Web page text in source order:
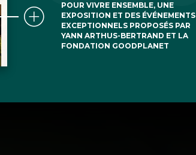
POUR VIVRE ENSEMBLE, UNE
EXPOSITION ET DES ÉVÉNEMENTS
EXCEPTIONNELS PROPOSÉS PAR
YANN ARTHUS-BERTRAND ET LA
FONDATION GOODPLANET